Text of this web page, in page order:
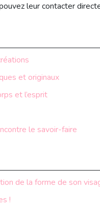
leur contacter
et originaux
et l’esprit
le savoir-faire
de la forme de son
!